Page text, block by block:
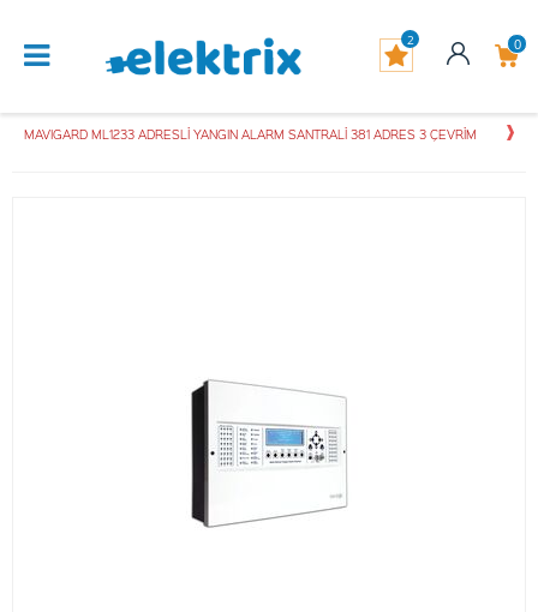
0
2
MAVIGARD ML1233 ADRESLİ YANGIN ALARM SANTRALİ 381 ADRES 3 ÇEVRİM